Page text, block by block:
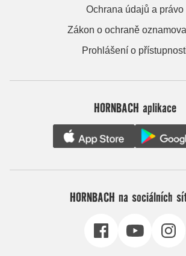
Ochrana údajů a právo
Zákon o ochraně
Prohlášení o
HORNBACH aplikace
HORNBACH na sociálních